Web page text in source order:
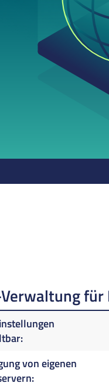
für
von eigenen